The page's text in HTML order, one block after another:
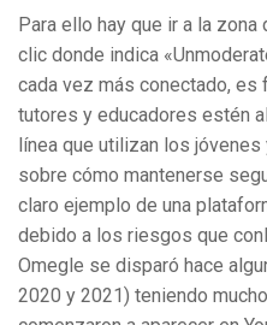
Para ello hay que ir a la zona
clic donde indica
cada vez más conectado, es
tutores y educadores estén
línea que utilizan los
sobre cómo mantenerse
claro ejemplo de una
debido a los riesgos que
Omegle se disparó hace
2020 y 2021) teniendo